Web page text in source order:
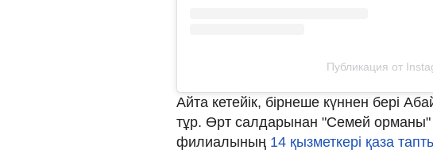
Публикация от
Айта кетейік, бірнеше күннен бері
тұр. Өрт салдарынан "Семей
филиалының 14 қызметкері қаза